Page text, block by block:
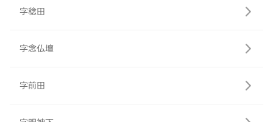
字稔田
字念仏壇
字前田